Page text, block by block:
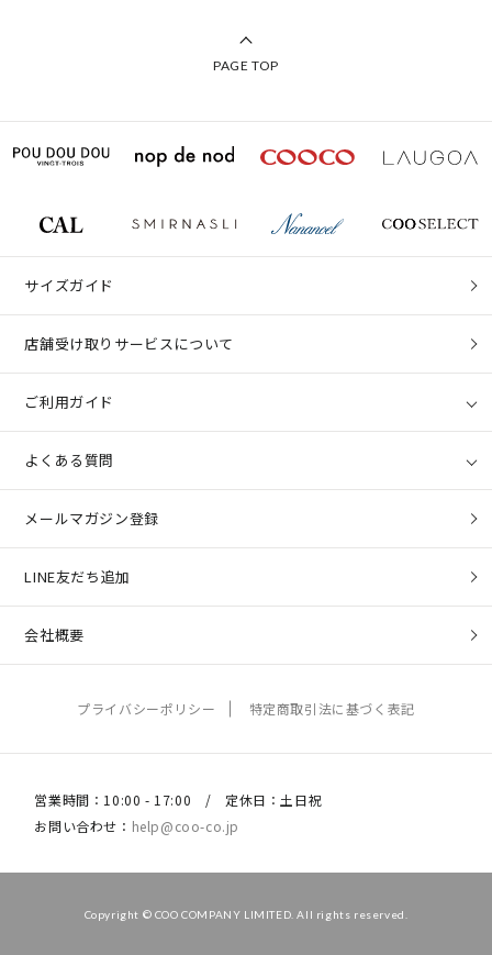
PAGE TOP
サイズガイド
店舗受け取りサービスについて
ご利用ガイド
よくある質問
メールマガジン登録
LINE友だち追加
会社概要
プライバシーポリシー 特定商取引法に基づく表記
営業時間：10:00 - 17:00 / 定休日：土日祝
お問い合わせ： help@coo-co.jp
Copyright © COO COMPANY LIMITED. All rights reserved.